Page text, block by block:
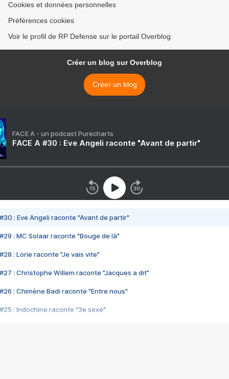
Cookies et données personnelles
Préférences cookies
Voir le profil de RP Defense sur le portail Overblog
Créer un blog sur Overblog
Créer un blog
FACE A - un podcast Purecharts
FACE A #30 : Eve Angeli raconte "Avant de partir"
#30 : Eve Angeli raconte "Avant de partir"
#29 : MC Solaar raconte "Bouge de là"
#28 : Lorie raconte "Je vais vite"
#27 : Christophe Willem raconte "Jacques a dit"
#26 : Chimène Badi raconte "Entre nous"
#25 : Indochine raconte "3e sexe"